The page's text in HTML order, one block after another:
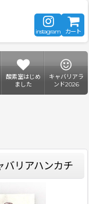
instagram カート
酸素室はじめ
ました
キャバリアラ
ンド2026
リアハンカチ